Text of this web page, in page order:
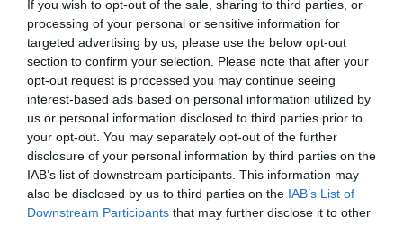
If you wish to opt-out of the sale, sharing to third parties, or
processing of your personal or sensitive information for
targeted advertising by us, please use the below opt-out
section to confirm your selection. Please note that after your
opt-out request is processed you may continue seeing
interest-based ads based on personal information utilized by
us or personal information disclosed to third parties prior to
your opt-out. You may separately opt-out of the further
disclosure of your personal information by third parties on the
IAB’s list of downstream participants. This information may
also be disclosed by us to third parties on the IAB’s List of
Downstream Participants that may further disclose it to other
Sportstech Startup Challenge es una iniciativa de
2Playbook, SportBoost y MADCUP para impulsar el
ecosistema emprendedor vinculado al deporte. El
próximo 19 de junio, en el marco del Sports Summit
Madrid, reuniremos a 12 start-ups finalistas que
presentarán sus proyectos ante inversores y
profesionales de la industria. La participación es gratuita
y el plazo para presentar candidatura está abierto hasta
el 9 de mayo. Las start-ups seleccionadas optarán a un
paquete de premios valorado en 50.000 euros. Si tienes
una solución innovadora para el sector, este es tu
espacio. Más información y acceso al formulario en el
siguiente enlace.